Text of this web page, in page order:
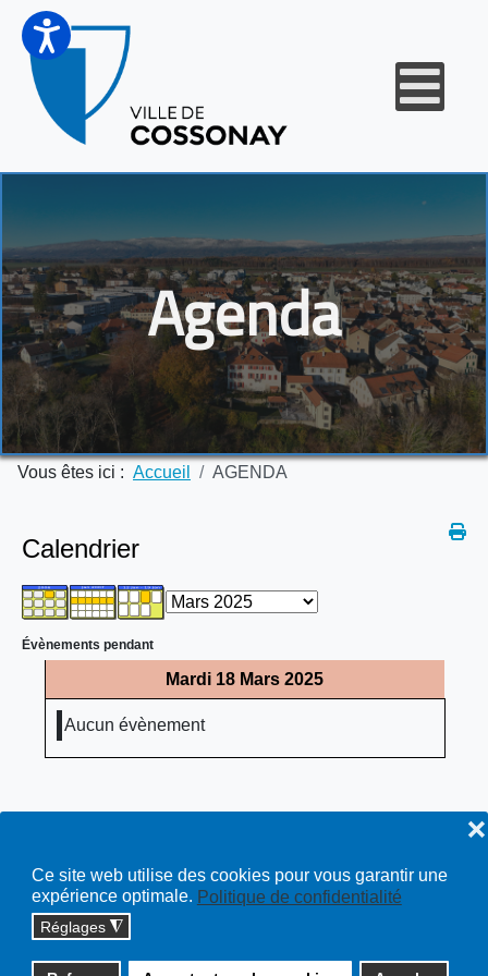
Ce site web utilise des cookies pour vous garantir une
expérience optimale. Politique de confidentialité
Réglages ◮
❌
Agenda
Vous êtes ici : Accueil AGENDA
Calendrier
Évènements pendant
Mardi 18 Mars 2025
Aucun évènement
Copyright © 2026 cossonay.ch - tous droits réservés | site :